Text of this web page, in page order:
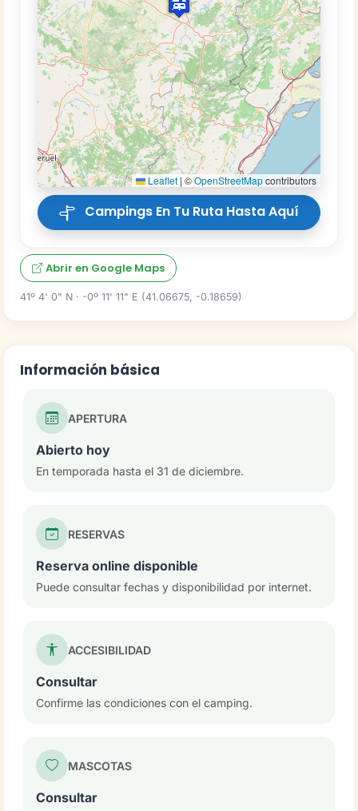
Leaflet | ©OpenStreetMapcontributors
Campings En Tu Ruta Hasta Aquí
Abrir en Google Maps
41º 4' 0" N · -0º 11' 11" E (41.06675, -0.18659)
Información básica
APERTURA
Abierto hoy
En temporada hasta el 31 de diciembre.
RESERVAS
Reserva online disponible
Puede consultar fechas y disponibilidad por internet.
ACCESIBILIDAD
Consultar
Confirme las condiciones con el camping.
MASCOTAS
Consultar